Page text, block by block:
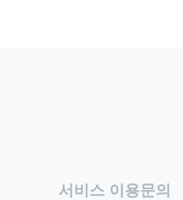
서비스 이용문의